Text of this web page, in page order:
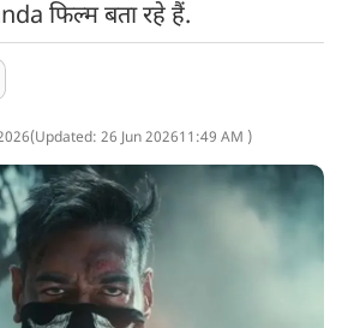
फिल्म बता रहे हैं.
(Updated: 26 Jun 202611:49 AM )